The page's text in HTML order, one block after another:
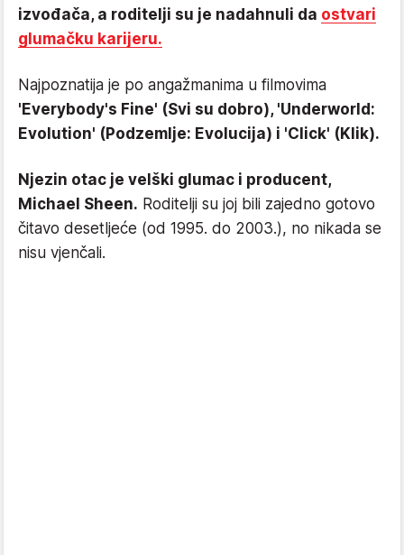
izvođača, a roditelji su je nadahnuli da ostvari
glumačku karijeru.
Najpoznatija je po angažmanima u filmovima
'Everybody's Fine' (Svi su dobro), 'Underworld:
Evolution' (Podzemlje: Evolucija) i 'Click' (Klik).
Njezin otac je velški glumac i producent,
Michael Sheen. Roditelji su joj bili zajedno gotovo
čitavo desetljeće (od 1995. do 2003.), no nikada se
nisu vjenčali.